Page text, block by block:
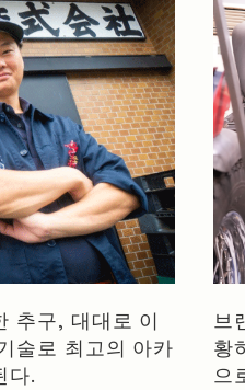
화학 산업 세라믹 및
추구, 대대로 이
술로 최고의 아카
다.
브
황
으